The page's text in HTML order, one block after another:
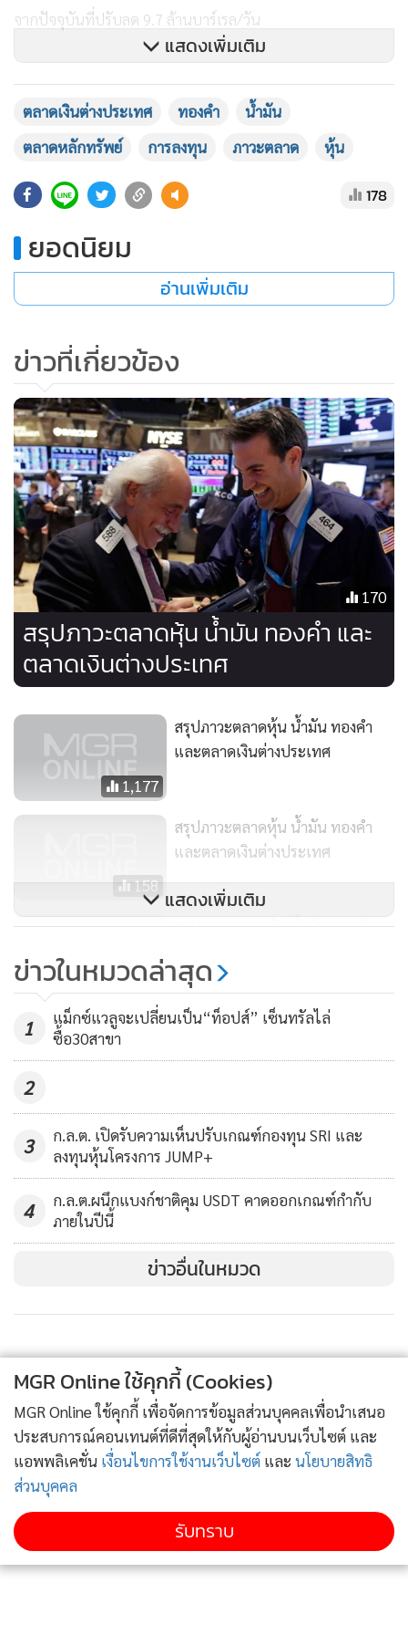
จากปัจจุบันที่ปรับลด 9.7 ล้านบาร์เรล/วัน
2.3% ปิดที่ 41.20 ดอลลาร์/บาร์เรล
สัญญาน้ำมันดิบเบรนต์ส่งมอบเดือน ก.ย. เพิ่มขึ้น 89 เซ็นต์ หรือ
2.2% ปิดที่ 43.79 ดอลลาร์/บาร์เรล
แรงหนุนจากการอ่อนค่าของสกุลเงินดอลลาร์ อย่างไรก็ดี สัญญา
ทองคำปิดขยับขึ้นเพียงเล็กน้อยเท่านั้น เนื่องจากนักลงทุนลด
ความต้องการถือครองสินทรัพย์ปลอดภัย หลังจากตลาดหุ้นทั่ว
ไวรัสโควิด-19
สัญญาทองคำตลาด COMEX (Commodity Exchange) ส่งมอบ
เดือน ส.ค. เพิ่มขึ้น 40 เซ็นต์ หรือ 0.02% ปิดที่ 1,813.80
ดอลลาร์/ออนซ์
สัญญาโลหะเงินส่งมอบเดือน ก.ค. เพิ่มขึ้น 23.1 เซ็นต์ หรือ
1.18% ปิดที่ 19.761 ดอลลาร์/ออนซ์
สัญญาแพลทินัมส่งมอบเดือน ต.ค. เพิ่มขึ้น 6.4 ดอลลาร์ หรือ
0.76% ปิดที่ 843.2 ดอลลาร์/ออนซ์
สัญญาพัลลาเดียมส่งมอบเดือน ก.ย. พุ่งขึ้น 24.40 ดอลลาร์ หรือ
-- ดอลลาร์สหรัฐอ่อนค่าลงเมื่อเทียบกับสกุลเงินหลักๆ ในการซื้อ
ขายที่ตลาดปริวรรตเงินตรานิวยอร์กเมื่อคืนนี้ (15 ก.ค.) เนื่องจาก
นักลงทุนเทขายดอลลาร์ซึ่งเป็นสกุลเงินปลอดภัย หลังจากโมเดอร์
นา (Moderna) ซึ่งเป็นบริษัทเทคโนโลยีชีวภาพของสหรัฐฯ เปิด
ดัชนีดอลลาร์ ซึ่งเป็นดัชนีวัดความเคลื่อนไหวของดอลลาร์เมื่อ
เทียบกับสกุลเงินหลัก 6 สกุลในตะกร้าเงิน ลดลง 0.18% สู่ระดับ
96.0879 เมื่อคืนนี้
ดอลลาร์สหรัฐอ่อนค่าลงเมื่อเทียบกับเงินเยนที่ระดับ 106.95 เยน
จากระดับ 107.20 เยน และอ่อนค่าเมื่อเทียบกับดอลลาร์
แคนาดาที่ระดับ 1.3508 ดอลลาร์แคนาดา จากระดับ 1.3621
ดอลลาร์ แต่เมื่อเทียบกับฟรังก์สวิส ดอลลาร์แข็งค่าขึ้นแตะที่
ระดับ 0.9455 ฟรังก์ จากระดับ 0.9391 ฟรังก์
แสดงเพิ่มเติม
ตลาดเงินต่างประเทศ ทองคำ
น้ำมัน
ตลาดหลักทรัพย์
การลงทุน ภาวะตลาด หุ้น
178
ยอดนิยม
อ่านเพิ่มเติม
ข่าวที่เกี่ยวข้อง
170
สรุปภาวะตลาดหุ้น น้ำมัน ทองคำ และ
ตลาดเงินต่างประเทศ
1,177
สรุปภาวะตลาดหุ้น น้ำมัน ทองคำ
และตลาดเงินต่างประเทศ
158
สรุปภาวะตลาดหุ้น น้ำมัน ทองคำ
และตลาดเงินต่างประเทศ
183
สรุปภาวะตลาดหุ้น น้ำมัน ทองคำ
แสดงเพิ่มเติม
ข่าวในหมวดล่าสุด
1
แม็กซ์แวลูจะเปลี่ยนเป็น“ท็อปส์” เซ็นทรัลไล่
ซื้อ30สาขา
2
3
ก.ล.ต. เปิดรับความเห็นปรับเกณฑ์กองทุน SRI และ
ลงทุนหุ้นโครงการ JUMP+
4
ก.ล.ต.ผนึกแบงก์ชาติคุม USDT คาดออกเกณฑ์กำกับ
ภายในปีนี้
ข่าวอื่นในหมวด
MGR Online ใช้คุกกี้ (Cookies)
MGR Online ใช้คุกกี้ เพื่อจัดการข้อมูลส่วนบุคคลเพื่อนำเสนอ
ประสบการณ์คอนเทนต์ที่ดีที่สุดให้กับผู้อ่านบนเว็บไซต์ และ
แอพพลิเคชั่น เงื่อนไขการใช้งานเว็บไซต์ และ นโยบายสิทธิ
ส่วนบุคคล
รับทราบ